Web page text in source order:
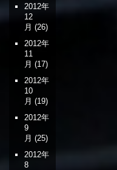
2012年
12
月 (26)
2012年
11
月 (17)
2012年
10
月 (19)
2012年
9
月 (25)
2012年
8